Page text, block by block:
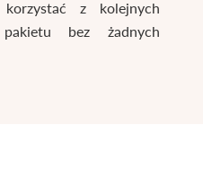
z kolejnych
bez żadnych